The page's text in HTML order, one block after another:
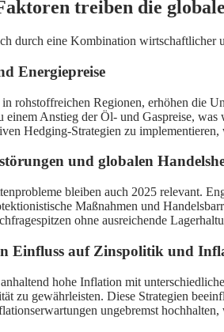
treiben die
durch eine Kombination wirtschaftlicher
Energiepreise
rohstoffreichen Regionen, erhöhen die
Anstieg der Öl- und Gaspreise,
Hedging-Strategien zu
und globalen
bleiben auch 2025 relevant.
Maßnahmen und
ohne ausreichende
Einfluss auf Zinspolitik und
hohe Inflation mit
zu gewährleisten. Diese Strategien
ungebremst